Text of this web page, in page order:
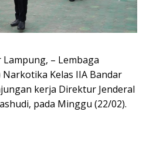
– Lembaga
Kelas IIA Bandar
kerja Direktur Jenderal
pada Minggu (22/02).